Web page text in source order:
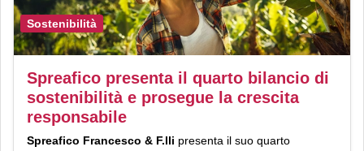
Sostenibilità
Spreafico presenta il quarto bilancio di
sostenibilità e prosegue la crescita
responsabile
Spreafico Francesco & F.lli presenta il suo quarto